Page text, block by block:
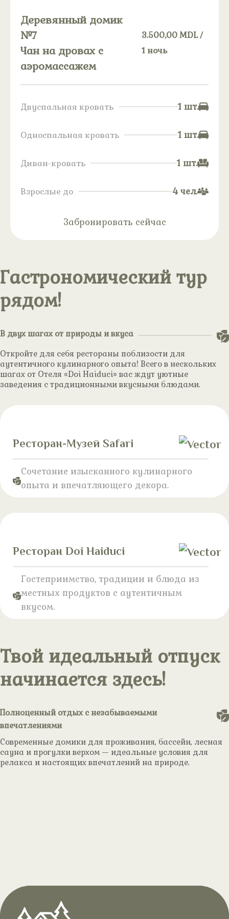
Деревянный домик
№7
Чан на дровах с
аэромассажем
3.500,00MDL/
1 ночь
Двуспальная кровать 1 шт.
Односпальная кровать 1 шт.
Диван-кровать 1 шт.
Взрослые до 4 чел.
Забронировать сейчас
Гастрономический тур
рядом!
В двух шагах от природы и вкуса
Откройте для себя рестораны поблизости для
аутентичного кулинарного опыта! Всего в нескольких
шагах от Отеля «Doi Haiduci» вас ждут уютные
заведения с традиционными вкусными блюдами.
Ресторан-Музей Safari
Сочетание изысканного кулинарного
опыта и впечатляющего декора.
Ресторан Doi Haiduci
Гостеприимство, традиции и блюда из
местных продуктов с аутентичным
вкусом.
Твой идеальный отпуск
начинается здесь!
Полноценный отдых с незабываемыми
впечатлениями
Современные домики для проживания, бассейн, лесная
сауна и прогулки верхом — идеальные условия для
релакса и настоящих впечатлений на природе.
видом на лес — идеальное
убежище от городской спешки.
Классическая сауна, хамам,
для барбекю — всё для отличного
настроения и полного комфорта.
Прогулки верхом для отдыха или
верхом
Бассейн .
Чан на дровах с
аэромассажем